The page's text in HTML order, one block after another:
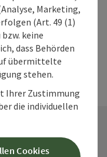
Marketing,
(Art. 49 (1)
keine
dass Behörden
übermittelte
stehen.
Ihrer Zustimmung
die individuellen
Cookies